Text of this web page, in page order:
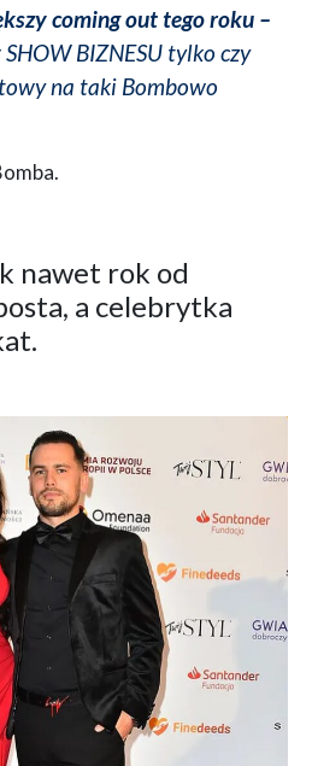
coming out tego roku –
BIZNESU tylko czy
na taki Bombowo
nawet rok od
a celebrytka